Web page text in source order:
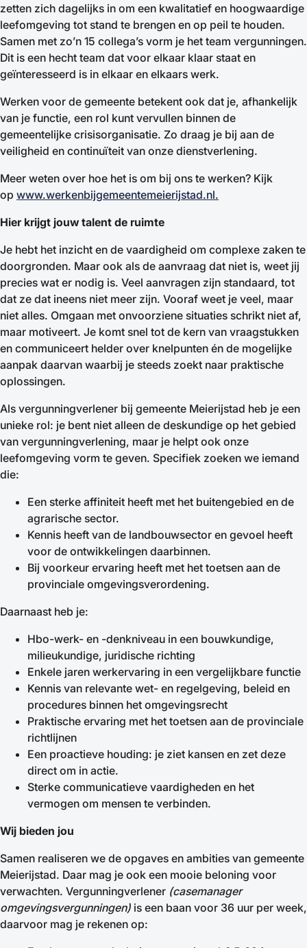
zetten zich dagelijks in om een kwalitatief en hoogwaardige
leefomgeving tot stand te brengen en op peil te houden.
Samen met zo’n 15 collega’s vorm je het team vergunningen.
Dit is een hecht team dat voor elkaar klaar staat en
geïnteresseerd is in elkaar en elkaars werk.
Werken voor de gemeente betekent ook dat je, afhankelijk
van je functie, een rol kunt vervullen binnen de
gemeentelijke crisisorganisatie. Zo draag je bij aan de
veiligheid en continuïteit van onze dienstverlening.
Meer weten over hoe het is om bij ons te werken? Kijk
op www.werkenbijgemeentemeierijstad.nl.
Hier krijgt jouw talent de ruimte
Je hebt het inzicht en de vaardigheid om complexe zaken te
doorgronden. Maar ook als de aanvraag dat niet is, weet jij
precies wat er nodig is. Veel aanvragen zijn standaard, tot
dat ze dat ineens niet meer zijn. Vooraf weet je veel, maar
niet alles. Omgaan met onvoorziene situaties schrikt niet af,
maar motiveert. Je komt snel tot de kern van vraagstukken
en communiceert helder over knelpunten én de mogelijke
aanpak daarvan waarbij je steeds zoekt naar praktische
oplossingen.
Als vergunningverlener bij gemeente Meierijstad heb je een
unieke rol: je bent niet alleen de deskundige op het gebied
van vergunningverlening, maar je helpt ook onze
leefomgeving vorm te geven. Specifiek zoeken we iemand
die:
Een sterke affiniteit heeft met het buitengebied en de
agrarische sector.
Kennis heeft van de landbouwsector en gevoel heeft
voor de ontwikkelingen daarbinnen.
Bij voorkeur ervaring heeft met het toetsen aan de
provinciale omgevingsverordening.
Daarnaast heb je:
Hbo-werk- en -denkniveau in een bouwkundige,
milieukundige, juridische richting
Enkele jaren werkervaring in een vergelijkbare functie
Kennis van relevante wet- en regelgeving, beleid en
procedures binnen het omgevingsrecht
Praktische ervaring met het toetsen aan de provinciale
richtlijnen
Een proactieve houding: je ziet kansen en zet deze
direct om in actie.
Sterke communicatieve vaardigheden en het
vermogen om mensen te verbinden.
Wij bieden jou
Samen realiseren we de opgaves en ambities van gemeente
Meierijstad. Daar mag je ook een mooie beloning voor
verwachten. Vergunningverlener (casemanager
omgevingsvergunningen) is een baan voor 36 uur per week,
daarvoor mag je rekenen op: